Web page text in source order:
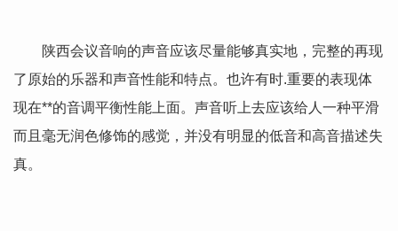
陕西会议音响的声音应该尽量能够真实地，完整的再现
了原始的乐器和声音性能和特点。也许有时.重要的表现体
现在**的音调平衡性能上面。声音听上去应该给人一种平滑
而且毫无润色修饰的感觉，并没有明显的低音和高音描述失
真。